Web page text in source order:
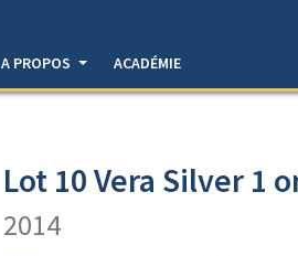
A PROPOS ACADÉMIE
Lot 10 Vera Silver 1
2014